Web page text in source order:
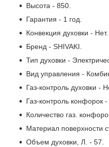
Высота - 850.
Гарантия - 1 год.
Конвекция духовки - Нет.
Бренд - SHIVAKI.
Тип духовки -
Вид управления -
Газ-контроль духовки -
Газ-контроль конфорок -
Количество газ.
Материал поверхности
Объем духовки, Л. - 57.